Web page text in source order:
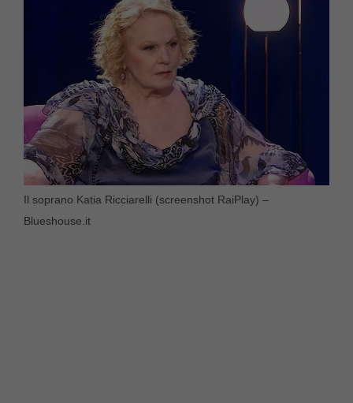
Il soprano Katia Ricciarelli (screenshot RaiPlay) –
Blueshouse.it